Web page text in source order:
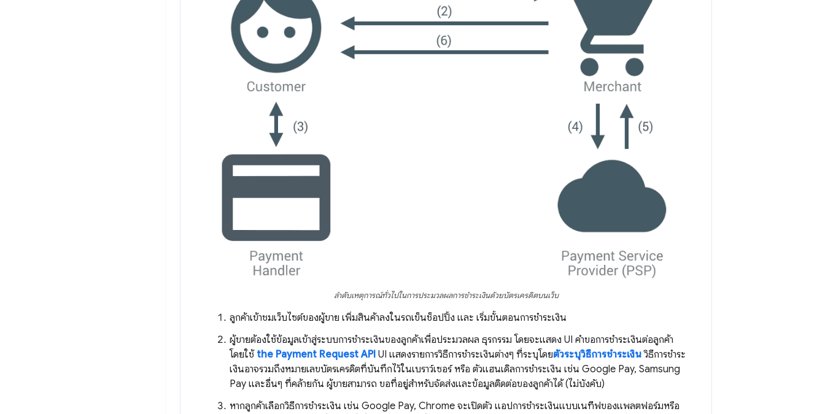
ลำดับเหตุการณ์ทั่วไปในการประมวลผลการชำระเงินด้วยบัตรเครดิตบนเว็บ
ลูกค้าเข้าชมเว็บไซต์ของผู้ขาย เพิ่มสินค้าลงในรถเข็นช็อปปิ้ง และ เริ่มขั้นตอนการชำระเงิน
ผู้ขายต้องใช้ข้อมูลเข้าสู่ระบบการชำระเงินของลูกค้าเพื่อประมวลผล ธุรกรรม โดยจะแสดง UI คำขอการชำระเงินต่อลูกค้า
โดยใช้ the Payment Request API UI แสดงรายการวิธีการชำระเงินต่างๆ ที่ระบุโดยตัวระบุวิธีการชำระเงินวิธีการชำระ
เงินอาจรวมถึงหมายเลขบัตรเครดิตที่บันทึกไว้ในเบราว์เซอร์ หรือ ตัวแฮนเดิลการชำระเงิน เช่น Google Pay, Samsung
Pay และอื่นๆ ที่คล้ายกัน ผู้ขายสามารถ ขอที่อยู่สำหรับจัดส่งและข้อมูลติดต่อของลูกค้าได้ (ไม่บังคับ)
หากลูกค้าเลือกวิธีการชำระเงิน เช่น Google Pay, Chrome จะเปิดตัว แอปการชำระเงินแบบเนทีฟของแพลตฟอร์มหรือ